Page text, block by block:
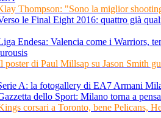
Thompson: "Sono la miglior
le Final Eight 2016: quattro già
Endesa: Valencia come i Warriors,
poster di Paul Millsap su Jason Smith
A: la fotogallery di EA7 Armani
dello Sport: Milano torna a
corsari a Toronto, bene Pelicans,